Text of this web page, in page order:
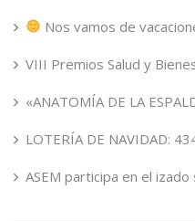
Nos vamos de
VIII Premios Salud y
«ANATOMÍA DE LA
LOTERÍA DE NAVIDAD:
ASEM participa en el